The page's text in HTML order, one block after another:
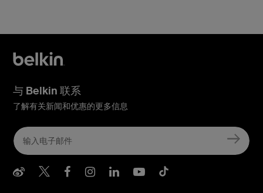
与 Belkin 联系
了解有关新闻和优惠的更多信息
Belkin Weibo
Belkin Twitter
Belkin Facebook
Belkin Instagram
Belkin LInkedIn
Belkin Youtube
Belkin